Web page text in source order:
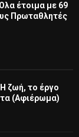
έτοιμα με 69
Πρωταθλητές
ζωή, το έργο
(Αφιέρωμα)